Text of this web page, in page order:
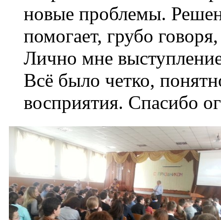
новые проблемы.
помогает, грубо
Лично мне
Всё было четко,
восприятия. Спасибо